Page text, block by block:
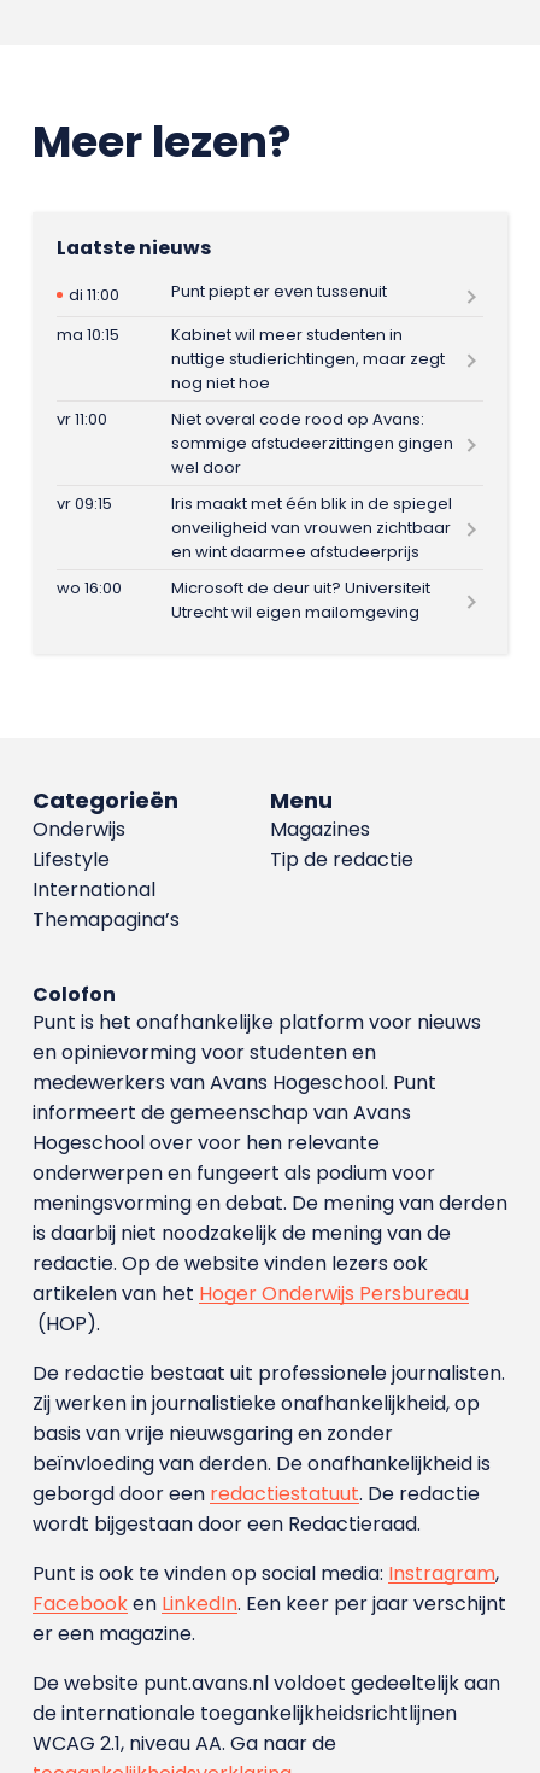
Meer lezen?
Laatste nieuws
di 11:00
Punt piept er even tussenuit
ma 10:15
Kabinet wil meer studenten in
nuttige studierichtingen, maar zegt
nog niet hoe
vr 11:00
Niet overal code rood op Avans:
sommige afstudeerzittingen gingen
wel door
vr 09:15
Iris maakt met één blik in de spiegel
onveiligheid van vrouwen zichtbaar
en wint daarmee afstudeerprijs
wo 16:00
Microsoft de deur uit? Universiteit
Utrecht wil eigen mailomgeving
Menu
Magazines
Tip de redactie
Categorieën
Onderwijs
Lifestyle
International
Themapagina’s
Colofon
Punt is het onafhankelijke platform voor nieuws
en opinievorming voor studenten en
medewerkers van Avans Hoge­school. Punt
informeert de gemeenschap van Avans
Hogeschool over voor hen relevante
onderwerpen en fungeert als podium voor
meningsvorming en debat. De mening van derden
is daarbij niet noodzakelijk de mening van de
redactie. Op de website vinden lezers ook
artikelen van het Hoger Onderwijs Persbureau
(HOP).
De redactie bestaat uit professionele journalisten.
Zij werken in journalistieke onafhankelijkheid, op
basis van vrije nieuwsgaring en zonder
beïnvloeding van derden. De onafhankelijkheid is
geborgd door een redactiestatuut. De redactie
wordt bijgestaan door een Redactieraad.
Punt is ook te vinden op social media: Instragram,
Facebooken LinkedIn. Een keer per jaar verschijnt
er een magazine.
De website punt.avans.nl voldoet gedeeltelijk aan
de internationale toegankelijkheidsrichtlijnen
WCAG 2.1, niveau AA. Ga naar de